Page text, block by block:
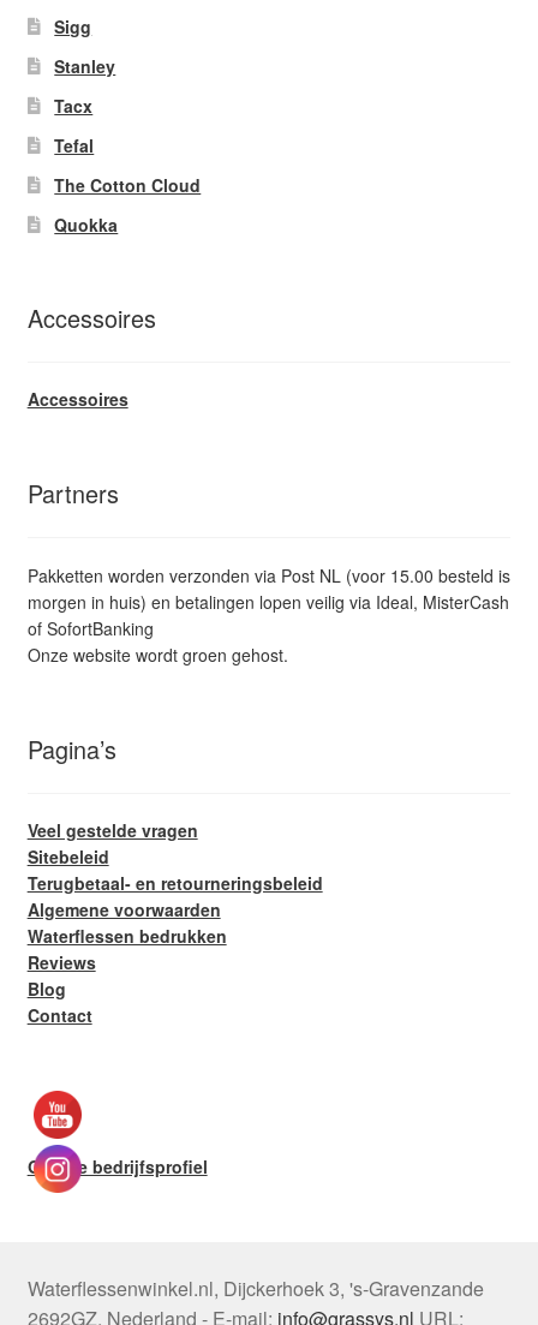
Sigg
Stanley
Tacx
Tefal
The Cotton Cloud
Quokka
Accessoires
Accessoires
Partners
Pakketten worden verzonden via Post NL (voor 15.00 besteld is
morgen in huis) en betalingen lopen veilig via Ideal, MisterCash
of SofortBanking
Onze website wordt groen gehost.
Pagina’s
Veel gestelde vragen
Sitebeleid
Terugbetaal- en retourneringsbeleid
Algemene voorwaarden
Waterflessen bedrukken
Reviews
Blog
Contact
Google bedrijfsprofiel
Waterflessenwinkel.nl, Dijckerhoek 3, 's-Gravenzande
2692GZ, Nederland - E-mail: info@grassys.nl URL: